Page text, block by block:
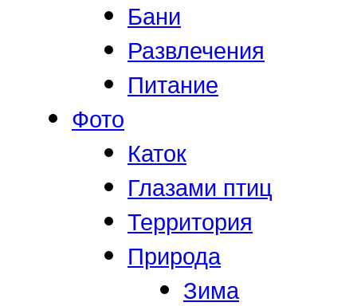
Бани
Развлечения
Питание
Фото
Каток
Глазами птиц
Территория
Природа
Зима